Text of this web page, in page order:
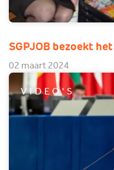
SGPJOB bezoekt
02 maart 2024
VIDEO'S